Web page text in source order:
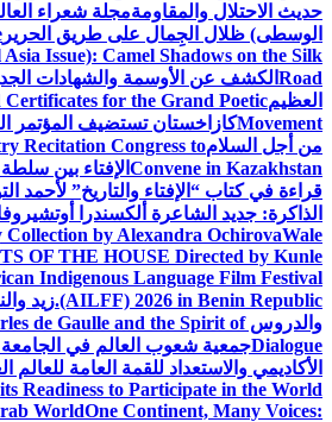
حديث الاحتلال والمقاومةمجلة شعراء
الوسطى) ظلال الجِمال على طريق الحرير
Issue): Camel Shadows on the Silk
Road الكشف عن الأوسمة والشهادات
العظيمCertificates for the Grand Poetic
Movementكازاخستان تستضيف المؤتمر
من أجل السلامRecitation Congress to
Convene in Kazakhstan الإفتاء بين
قراءة في كتاب “الإفتاء والتاريخ” لأحمد
الذاكرة: جديد الشاعرة ألكسندرا
by Alexandra OchirovaWale
OF THE HOUSE Directed by Kunle
Indigenous Language Film Festival
(AILFF) 2026 in Benin Republic. زيد
والدروسde Gaulle and the Spirit of
Dialogueجمعية شعوب العالم في الجامعة
الأكاديمي والاستعداد للقمة العامة للعالم
Readiness to Participate in the World
WorldOne Continent, Many Voices: